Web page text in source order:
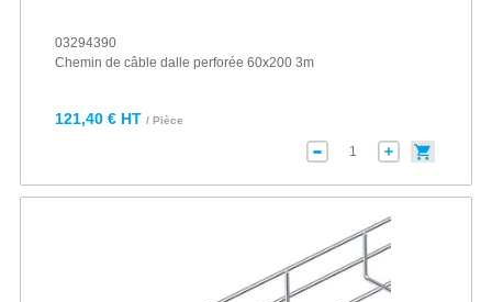
03294390
Chemin de câble dalle perforée 60x200 3m
121,40 € HT / Pièce